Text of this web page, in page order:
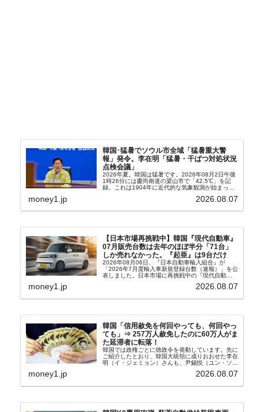
韓国･猛暑でソウル市全域「猛暑重大警
報」発令。李在明「猛暑・干ばつ対処状況
点検会議」
2026年夏。韓国は猛暑です。2026年08月2日午後
1時26分には慶尚南道の梁山市で「42.5℃」を記
録。これは1904年に近代的な気象観測が始まって
ウル市全域への「猛暑重大警報」が発令され...
money1.jp 2026.08.07
【日本市場再挑戦中】韓国『現代自動車』
07月販売台数は去年のほぼ半分「71台」
しか売れなかった。『起亜』は9台だけ
2026年08月06日、『日本自動車輸入組合』が
「2026年7月度輸入車新規登録台数（速報）」を公
表しました。日本市場に再挑戦中の『現代自動
台数はこの中に捉えられているはずです。先月から
money1.jp 2026.08.07
韓国「信用赦免を何回やっても、何回やっ
ても」⇒ 257万人赦免したのに60万人がま
た延滞者に転落！
韓国では政権ごとに徳政令を発動しています。先に
ご紹介したとおり、韓国大統領に成りおおせた李在
明（イ・ジェミョン）さんも、尹錫悦（ユン・ソギ
バンクにして不良債権の買い取りを行い、分割償還
money1.jp 2026.08.07